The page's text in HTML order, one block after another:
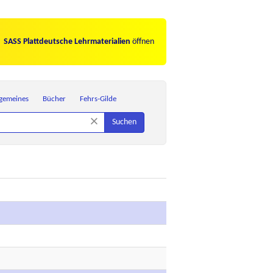
SASS Plattdeutsche Lehrmaterialien öffnen
Bücher Fehrs-Gilde
× Suchen